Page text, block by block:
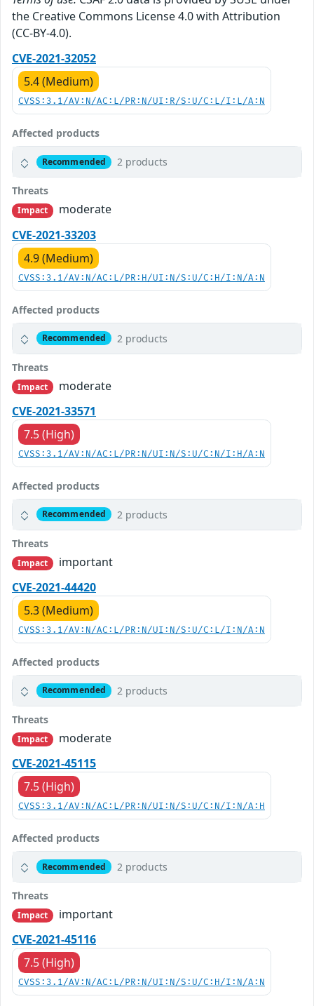
the Creative Commons License 4.0 with Attribution
(CC-BY-4.0).
CVE-2021-32052
5.4 (Medium)
CVSS:3.1/AV:N/AC:L/PR:N/UI:R/S:U/C:L/I:L/A:N
Affected products
Recommended 2 products
Threats
Impact
moderate
CVE-2021-33203
4.9 (Medium)
CVSS:3.1/AV:N/AC:L/PR:H/UI:N/S:U/C:H/I:N/A:N
Affected products
Recommended 2 products
Threats
Impact
moderate
CVE-2021-33571
7.5 (High)
CVSS:3.1/AV:N/AC:L/PR:N/UI:N/S:U/C:N/I:H/A:N
Affected products
Recommended 2 products
Threats
Impact
important
CVE-2021-44420
5.3 (Medium)
CVSS:3.1/AV:N/AC:L/PR:N/UI:N/S:U/C:L/I:N/A:N
Affected products
Recommended 2 products
Threats
Impact
moderate
CVE-2021-45115
7.5 (High)
CVSS:3.1/AV:N/AC:L/PR:N/UI:N/S:U/C:N/I:N/A:H
Affected products
Recommended 2 products
Threats
Impact
important
CVE-2021-45116
7.5 (High)
CVSS:3.1/AV:N/AC:L/PR:N/UI:N/S:U/C:H/I:N/A:N